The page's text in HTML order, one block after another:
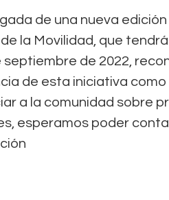
de una nueva
la Movilidad, que
septiembre de 2022,
de esta iniciativa
a la comunidad sobre
esperamos poder